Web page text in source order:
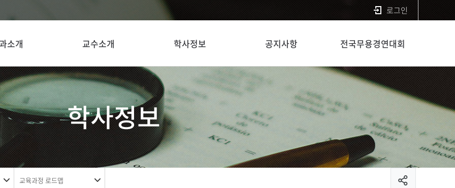
로그인
소개 교수소개 학사정보 공지사항 전국무용경연대회
학사정보
교육과정 로드맵